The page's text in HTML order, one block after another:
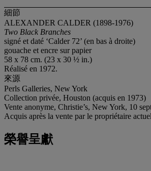
細節
ALEXANDER CALDER (1898-1976)
Two Black Branches
signé et daté ‘Calder 72’ (en bas à droite)
gouache et encre sur papier
58 x 78 cm. (23 x 30 ½ in.)
Réalisé en 1972.
來源
Perls Galleries, New York
Collection privée, Houston (acquis en 1973)
Vente anonyme, Christie’s, New York, 10
Acquis après la vente par le propriétaire actuel
榮譽呈獻